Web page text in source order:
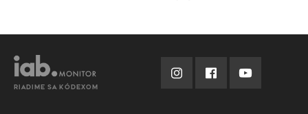
RIADIME SA KÓDEXOM